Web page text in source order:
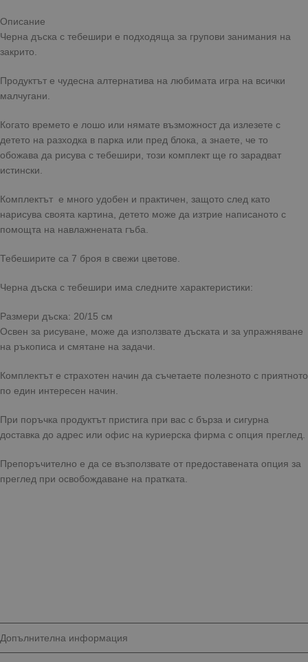
Описание
Черна дъска с тебешири е подходяща за групови занимания на
закрито.
Продуктът е чудесна алтернатива на любимата игра на всички
малчугани.
Когато времето е лошо или нямате възможност да излезете с
детето на разходка в парка или пред блока, а знаете, че то
обожава да рисува с тебешири, този комплект ще го зарадват
истински.
Комплектът е много удобен и практичен, защото след като
нарисува своята картина, детето може да изтрие написаното с
помощта на навлажнената гъба.
Тебеширите са 7 броя в свежи цветове.
Черна дъска с тебешири има следните характеристики:
Размери дъска: 20/15 см
Освен за рисуване, може да използвате дъската и за упражняване
на ръкописа и смятане на задачи.
Комплектът е страхотен начин да съчетаете полезното с приятното
по един интересен начин.
При поръчка продуктът пристига при вас с бърза и сигурна
доставка до адрес или офис на куриерска фирма с опция преглед.
Препоръчително е да се възползвате от предоставената опция за
преглед при освобождаване на пратката.
Допълнителна информация